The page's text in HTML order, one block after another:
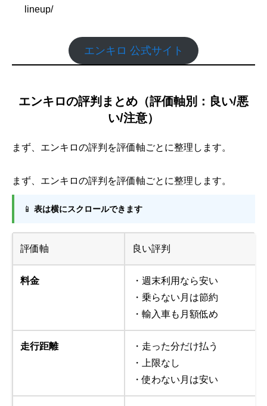
lineup/
エンキロ 公式サイト
エンキロの評判まとめ（評価軸別：良い/悪
い/注意）
まず、エンキロの評判を評価軸ごとに整理します。
まず、エンキロの評判を評価軸ごとに整理します。
📱 表は横にスクロールできます
評価軸 良い評判
料金
・週末利用なら安い
・乗らない月は節約
・輸入車も月額低め
走行距離
・走った分だけ払う
・上限なし
・使わない月は安い